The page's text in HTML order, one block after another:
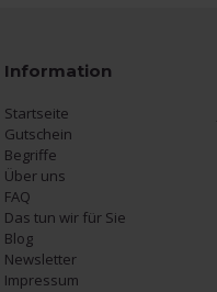
Information
Startseite
Gutschein
Begriffe
Über uns
FAQ
Das tun wir für Sie
Blog
Newsletter
Impressum